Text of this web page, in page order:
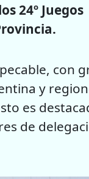
24º Juegos
con
y
es
de